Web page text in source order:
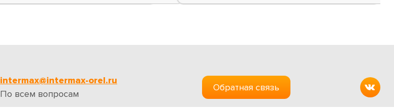
intermax@intermax-orel.ru
По всем вопросам
Обратная связь